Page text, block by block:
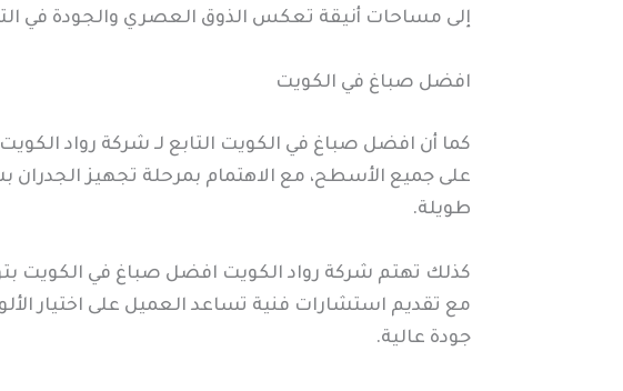
إلى مساحات أنيقة تعكس الذوق العصري والجودة في
افضل صباغ في الكويت
كما أن افضل صباغ في الكويت التابع لـ شركة رواد
على جميع الأسطح، مع الاهتمام بمرحلة تجهيز الجدران
طويلة.
كذلك تهتم شركة رواد الكويت افضل صباغ في الكويت
مع تقديم استشارات فنية تساعد العميل على اختيار
جودة عالية.